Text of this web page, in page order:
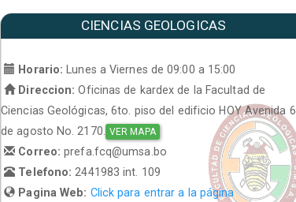
CIENCIAS GEOLOGICAS
Horario:
Lunes a Viernes de 09:00 a 15:00
Direccion: Oficinas de kardex de la Facultad de
Ciencias Geológicas, 6to. piso del edificio HOY Avenida 6
de agosto No. 2170.
VER MAPA
Correo:prefa.fcq@umsa.bo
Telefono: 2441983 int. 109
Pagina Web: Click para entrar a la página